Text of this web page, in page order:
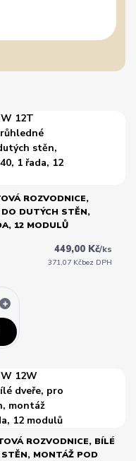
ROZVODNICE,
DUTÝCH STĚN,
12 MODULŮ
449,00 Kč/ks
371,07 Kčbez DPH
ROZVODNICE, BÍLÉ
MONTÁŽ POD